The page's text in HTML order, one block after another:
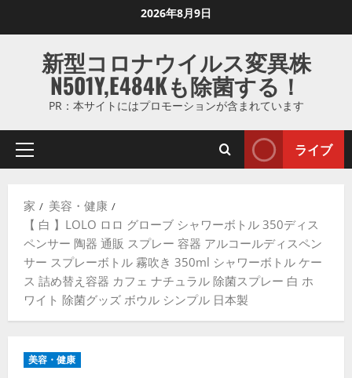
ス
ッ
2026年8月9日
新型コロナウイルス変異株
N501Y,E484Kも除菌する！
PR：本サイトにはプロモーションが含まれています
プ
マ
リ
メ
ニ
ュ
ー
ライブ
家
美容・健康
【 白 】LOLO ロロ グローブ シャワーボトル 350ディス
ペンサー 陶器 通販 スプレー 容器 アルコールディスペン
サー スプレーボトル 霧吹き 350ml シャワーボトル ケー
ス 詰め替え容器 カフェ ナチュラル 除菌スプレー 白 ホ
ワイト 除菌グッズ ボウル シンプル 日本製
美容・健康